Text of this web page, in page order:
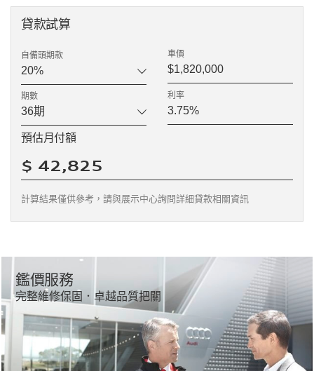
貸款試算
自備頭期款
期數
車價
利率
預估月付額
計算結果僅供參考，請與展示中心詢問詳細貸款相關資訊
鑑價服務
完整維修保固．卓越品質把關